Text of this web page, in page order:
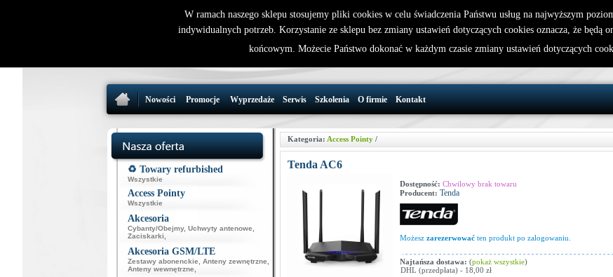
32 721 86 72
support@wirelesslan.com.pl
W koszyku jest 0
Nowości Promocje Wyprzedaże Serwis Szkolenia O firmie Kontakt
♻️ Towary refurbished
Wszystkie
Access Pointy
Wszystkie
Akcesoria
Cybanty/Obejmy, Uchwyty antenowe
Zaciskarki
Akcesoria GSM/LTE
Zestawy abonenckie Anteny zewnętrzne
Anteny wewnętrzne
Kategoria: Access Pointy /
Tenda AC6
Dostępność: Chwilowy brak towaru
Producent: Tenda
Możesz zarezerwować ten produkt po zalogowaniu.
Najtańsza dostawa: (pokaż wszystkie)
DHL (przedpłata) - 18,00 zł
W ramach naszego sklepu stosujemy pliki cookies w celu świadczenia Państwu usług na najwyższym
indywidualnych potrzeb. Korzystanie ze sklepu bez zmiany ustawień dotyczących cookies oznacza, że będą
końcowym. Możecie Państwo dokonać w każdym czasie zmiany ustawień dotyczących